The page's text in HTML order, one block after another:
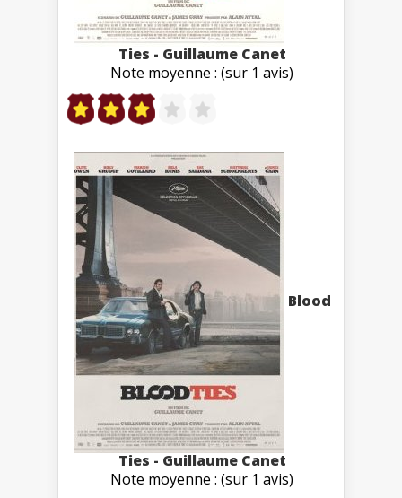
Ties - Guillaume Canet
Note moyenne : (sur 1 avis)
Blood
Ties - Guillaume Canet
Note moyenne : (sur 1 avis)